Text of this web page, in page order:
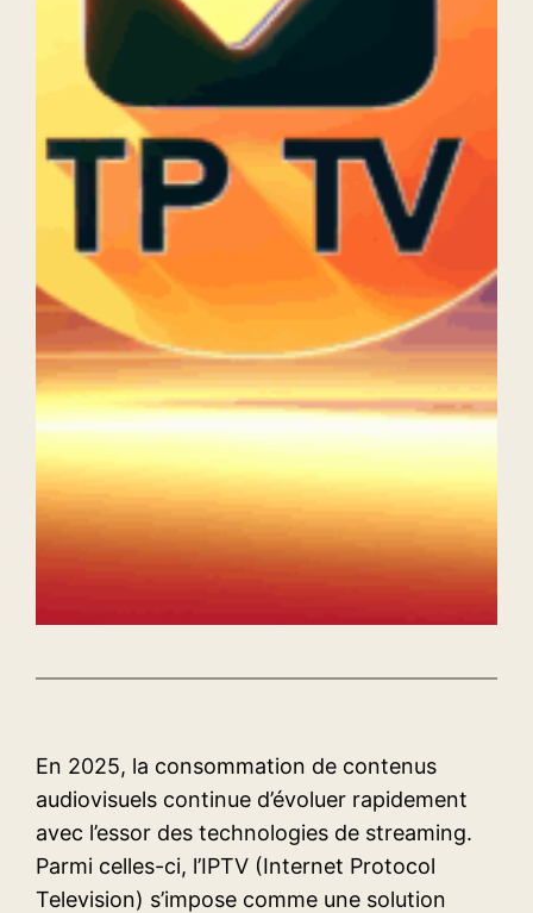
En 2025, la consommation de contenus
audiovisuels continue d’évoluer rapidement
avec l’essor des technologies de streaming.
Parmi celles-ci, l’IPTV (Internet Protocol
Television) s’impose comme une solution